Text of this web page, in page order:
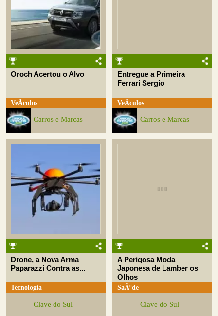
Oroch Acertou o Alvo
VeÃ­culos
Carros e Marcas
Entregue a Primeira
Ferrari Sergio
VeÃ­culos
Carros e Marcas
Drone, a Nova Arma
Paparazzi Contra as...
Tecnologia
Clave do Sul
A Perigosa Moda
Japonesa de Lamber os
Olhos
SaÃºde
Clave do Sul